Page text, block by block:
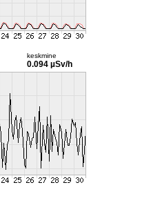
keskmine
0.094 µSv/h